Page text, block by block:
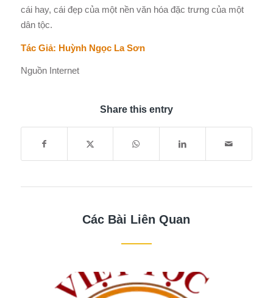
cái hay, cái đẹp của một nền văn hóa đặc trưng của một
dân tộc.
Tác Giả: Huỳnh Ngọc La Sơn
Nguồn Internet
Share this entry
Các Bài Liên Quan